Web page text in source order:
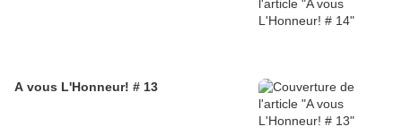
A vous L'Honneur! # 13